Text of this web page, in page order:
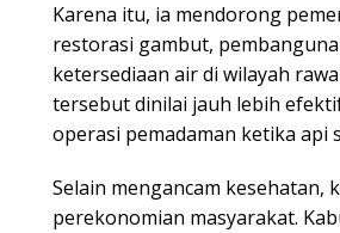
Karena itu, ia mendorong
restorasi gambut,
ketersediaan air di wilayah
tersebut dinilai jauh lebih
operasi pemadaman ketika api
Selain mengancam
perekonomian masyarakat.